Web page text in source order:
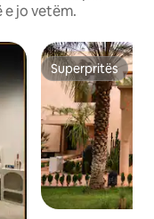
jo vetëm.
Superpritës
Superpritës